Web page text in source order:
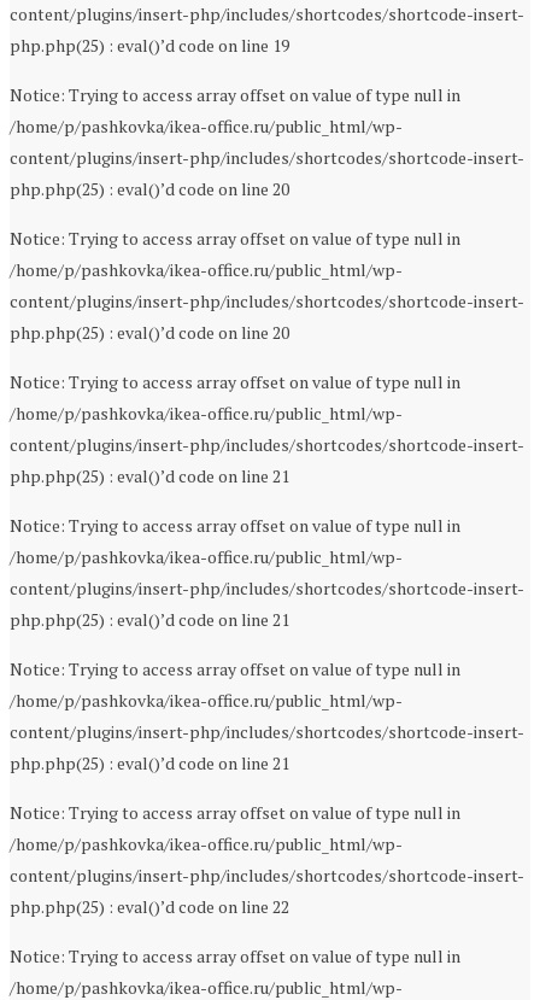
content/plugins/insert-php/includes/shortcodes/shortcode-insert-
php.php(25) : eval()’d code on line 19
Notice: Trying to access array offset on value of type null in
/home/p/pashkovka/ikea-office.ru/public_html/wp-
content/plugins/insert-php/includes/shortcodes/shortcode-insert-
php.php(25) : eval()’d code on line 20
Notice: Trying to access array offset on value of type null in
/home/p/pashkovka/ikea-office.ru/public_html/wp-
content/plugins/insert-php/includes/shortcodes/shortcode-insert-
php.php(25) : eval()’d code on line 20
Notice: Trying to access array offset on value of type null in
/home/p/pashkovka/ikea-office.ru/public_html/wp-
content/plugins/insert-php/includes/shortcodes/shortcode-insert-
php.php(25) : eval()’d code on line 21
Notice: Trying to access array offset on value of type null in
/home/p/pashkovka/ikea-office.ru/public_html/wp-
content/plugins/insert-php/includes/shortcodes/shortcode-insert-
php.php(25) : eval()’d code on line 21
Notice: Trying to access array offset on value of type null in
/home/p/pashkovka/ikea-office.ru/public_html/wp-
content/plugins/insert-php/includes/shortcodes/shortcode-insert-
php.php(25) : eval()’d code on line 21
Notice: Trying to access array offset on value of type null in
/home/p/pashkovka/ikea-office.ru/public_html/wp-
content/plugins/insert-php/includes/shortcodes/shortcode-insert-
php.php(25) : eval()’d code on line 22
Notice: Trying to access array offset on value of type null in
/home/p/pashkovka/ikea-office.ru/public_html/wp-